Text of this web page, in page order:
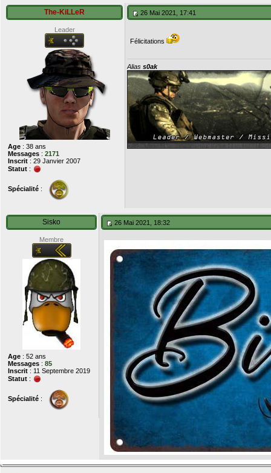
The-KiLLeR
Leader
Age : 38 ans
Messages : 2171
Inscrit : 29 Janvier 2007
Statut :
Spécialité :
26 Mai 2021, 17:41
Félicitations
Alias s0ak
Sisko
Membre
Age : 52 ans
Messages : 85
Inscrit : 11 Septembre 2019
Statut :
Spécialité :
26 Mai 2021, 18:32